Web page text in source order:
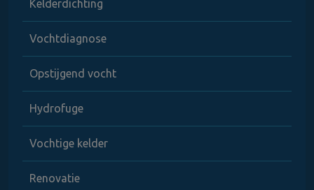
Kelderdichting
Vochtdiagnose
Opstijgend vocht
Hydrofuge
Vochtige kelder
Renovatie